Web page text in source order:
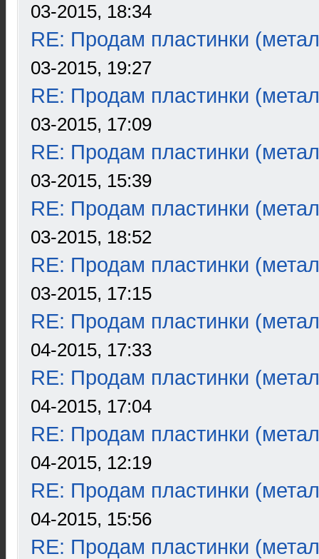
03-2015, 18:34
RE: Продам пластинки
03-2015, 19:27
RE: Продам пластинки
03-2015, 17:09
RE: Продам пластинки
03-2015, 15:39
RE: Продам пластинки
03-2015, 18:52
RE: Продам пластинки
03-2015, 17:15
RE: Продам пластинки
04-2015, 17:33
RE: Продам пластинки
04-2015, 17:04
RE: Продам пластинки
04-2015, 12:19
RE: Продам пластинки
04-2015, 15:56
RE: Продам пластинки